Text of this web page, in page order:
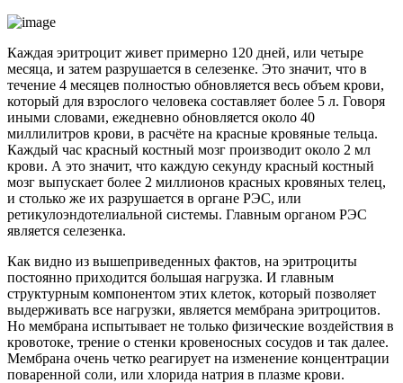
Каждая эритроцит живет примерно 120 дней, или четыре
месяца, и затем разрушается в селезенке. Это значит, что в
течение 4 месяцев полностью обновляется весь объем крови,
который для взрослого человека составляет более 5 л. Говоря
иными словами, ежедневно обновляется около 40
миллилитров крови, в расчёте на красные кровяные тельца.
Каждый час красный костный мозг производит около 2 мл
крови. А это значит, что каждую секунду красный костный
мозг выпускает более 2 миллионов красных кровяных телец,
и столько же их разрушается в органе РЭС, или
ретикулоэндотелиальной системы. Главным органом РЭС
является селезенка.
Как видно из вышеприведенных фактов, на эритроциты
постоянно приходится большая нагрузка. И главным
структурным компонентом этих клеток, который позволяет
выдерживать все нагрузки, является мембрана эритроцитов.
Но мембрана испытывает не только физические воздействия в
кровотоке, трение о стенки кровеносных сосудов и так далее.
Мембрана очень четко реагирует на изменение концентрации
поваренной соли, или хлорида натрия в плазме крови.